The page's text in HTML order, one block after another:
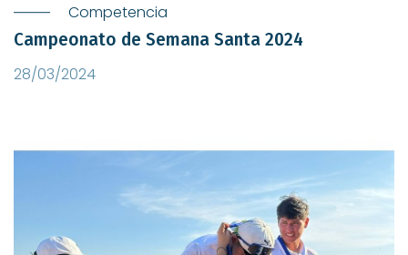
Competencia
Campeonato de Semana Santa 2024
28/03/2024